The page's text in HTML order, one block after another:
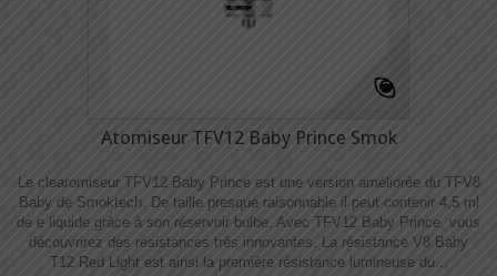
Atomiseur TFV12 Baby Prince Smok
Le clearomiseur TFV12 Baby Prince est une version améliorée du TFV8
Baby de Smoktech. De taille presque raisonnable il peut contenir 4,5 ml
de e liquide grâce à son réservoir bulbe. Avec TFV12 Baby Prince, vous
découvrirez des résistances très innovantes. La résistance V8 Baby
T12 Red Light est ainsi la première résistance lumineuse du...